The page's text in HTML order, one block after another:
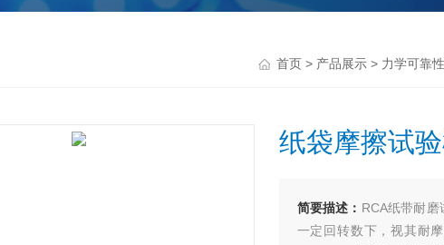
首页 > 产品展示 > 力学可靠
纸袋摩擦试
简要描述： RCA纸带耐
一定回转数下，视其耐